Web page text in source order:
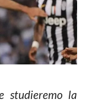
studieremo la